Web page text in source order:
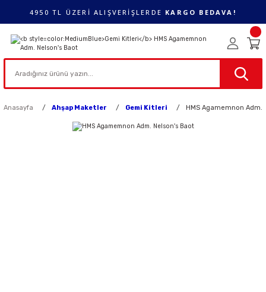
4950 TL ÜZERİ ALIŞVERİŞLERDE KARGO BEDAVA!
Anasayfa Ahşap Maketler Gemi Kitleri HMS Agamemnon Adm.